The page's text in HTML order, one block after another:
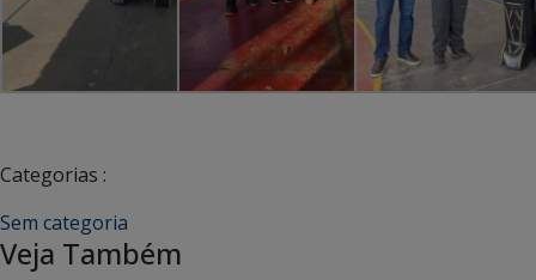
Categorias :
Sem categoria
Veja Também